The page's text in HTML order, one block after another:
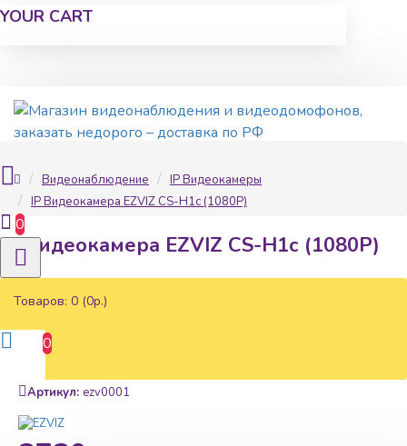
YOUR CART
0
Товаров: 0 (0р.)
0
Видеонаблюдение
IP Видеокамеры
IP Видеокамера EZVIZ CS-H1c (1080P)
IP Видеокамера EZVIZ CS-H1c (1080P)
Наличие:
Артикул: ezv0001